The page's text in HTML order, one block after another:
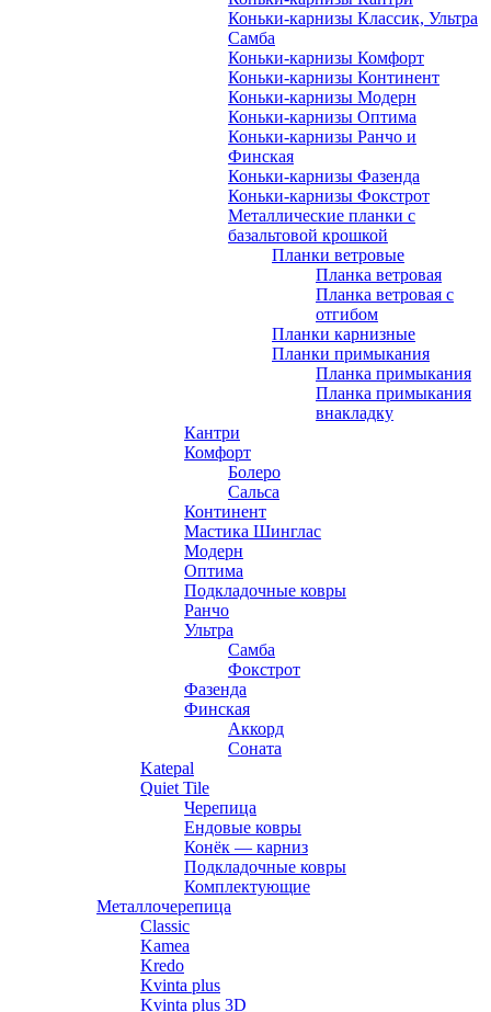
Коньки-карнизы Классик, Ультра
Самба
Коньки-карнизы Комфорт
Коньки-карнизы Континент
Коньки-карнизы Модерн
Коньки-карнизы Оптима
Коньки-карнизы Ранчо и
Финская
Коньки-карнизы Фазенда
Коньки-карнизы Фокстрот
Металлические планки с
базальтовой крошкой
Планки ветровые
Планка ветровая
Планка ветровая с
отгибом
Планки карнизные
Планки примыкания
Планка примыкания
Планка примыкания
внакладку
Кантри
Комфорт
Болеро
Сальса
Континент
Мастика Шинглас
Модерн
Оптима
Подкладочные ковры
Ранчо
Ультра
Самба
Фокстрот
Фазенда
Финская
Аккорд
Соната
Katepal
Quiet Tile
Черепица
Ендовые ковры
Конёк — карниз
Подкладочные ковры
Комплектующие
Металлочерепица
Classic
Kamea
Kredo
Kvinta plus
Kvinta plus 3D